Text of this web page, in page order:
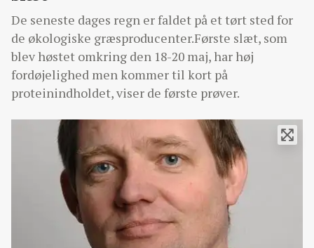
De seneste dages regn er faldet på et tørt sted for
de økologiske græsproducenter.Første slæt, som
blev høstet omkring den 18-20 maj, har høj
fordøjelighed men kommer til kort på
proteinindholdet, viser de første prøver.